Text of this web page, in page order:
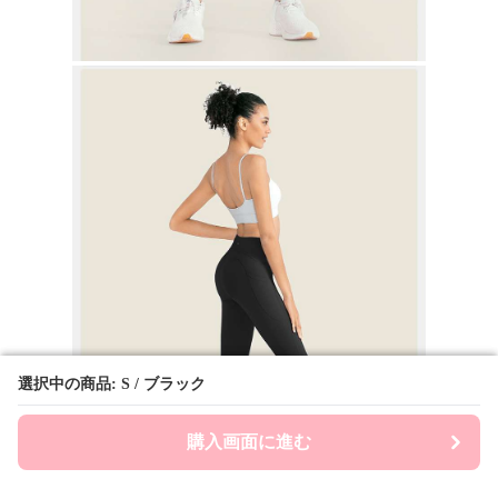
選択中の商品: S / ブラック
購入画面に進む
選択中の商品: S / ブラック
購入画面に進む